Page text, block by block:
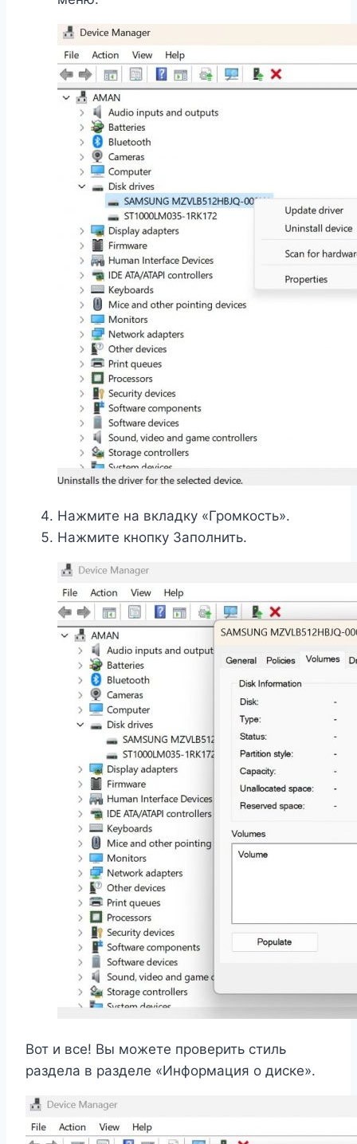
Нажмите на вкладку «Громкость».
Нажмите кнопку Заполнить.
Вот и все! Вы можете проверить стиль
раздела в разделе «Информация о диске».